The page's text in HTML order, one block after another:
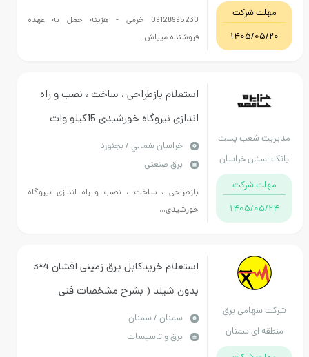
شرکت
1405/
09128995230 خرمی - هزینه حمل به عهده
فروشنده میباش...
شعب پست
خراسان
شرکت
1405/
استعلام بازطراحی ، ساخت ، نصب و راه
اندازی نیروگاه خورشیدی 15کیلو وات
ساختمان مدیریت شعب استان خراسان
شمالی - بازدید از محل نصب الزامی می
باشد
خراسان شمالي / بجنورد
برق صنعتی
بازطراحی ، ساخت ، نصب و راه اندازی نیروگاه
خورشیدی...
برق
ای سمنان
استعلام خریدکابل برق زمینی افشان 4*3
بدون شیلد ( بشرح مشخصات فنی
پیوست )
سمنان / سمنان
برق و تاسیسات